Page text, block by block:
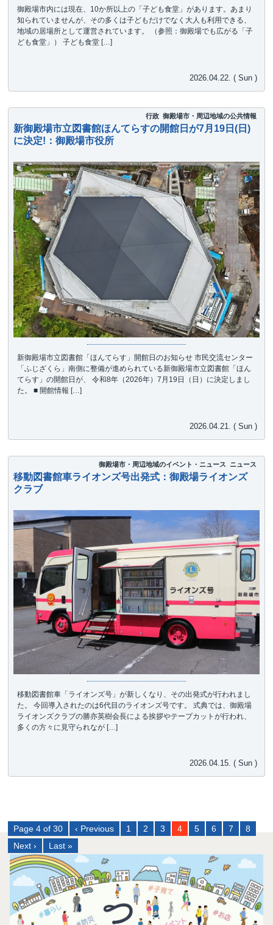
御殿場市内には現在、10か所以上の「子ども食堂」があります。あまり
知られていませんが、その多くは子どもだけでなく大人も利用できる、
地域の居場所として運営されています。 （参照：御殿場でも広がる「子
ども食堂」） 子ども食堂 […]
2026.04.22. ( Sun )
行政 御殿場市・周辺地域の公共情報
新御殿場市立図書館ほんてらすの開館日が7月19日(日)
に決定!：御殿場市役所
新御殿場市立図書館「ほんてらす」開館日のお知らせ 市民交流センター
「ふじざくら」南側に整備が進められている新御殿場市立図書館「ほん
てらす」の開館日が、 令和8年（2026年）7月19日（日）に決定しまし
た。 ■ 開館情報 […]
2026.04.21. ( Sun )
御殿場市・周辺地域のイベント・ニュース ニュース
移動図書館車ライオンズ号出発式：御殿場ライオンズ
クラブ
移動図書館車「ライオンズ号」が新しくなり、その出発式が行われまし
た。 今回導入されたのは6代目のライオンズ号です。 式典では、御殿場
ライオンズクラブの勝亦英樹会長による挨拶やテープカットが行われ、
多くの方々に見守られなが […]
2026.04.15. ( Sun )
Page 4 of 30 ‹ Previous 1 2 3 4 5 6 7
8
Next ›
Last »